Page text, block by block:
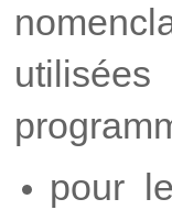
pour